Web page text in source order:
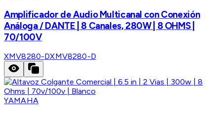
Amplificador de Audio Multicanal con Conexión
Análoga / DANTE | 8 Canales, 280W | 8 OHMS |
70/100V
XMV8280-DXMV8280-D
YAMAHA